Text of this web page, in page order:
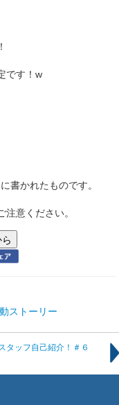
です！w
書かれたものです。
意ください。
ストーリー
タッフ自己紹介！＃６